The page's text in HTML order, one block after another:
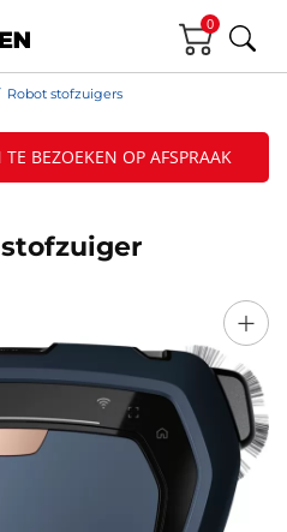
0
Robot stofzuigers
BEZOEKEN OP AFSPRAAK
stofzuiger
+